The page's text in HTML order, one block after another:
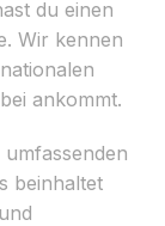
du einen
Wir kennen
ankommt.
beinhaltet